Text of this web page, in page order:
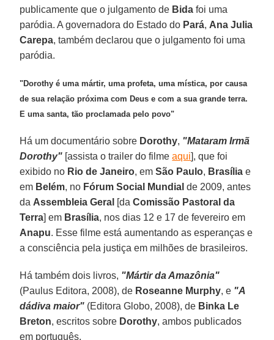
publicamente que o julgamento de Bida foi uma
paródia. A governadora do Estado do Pará, Ana Julia
Carepa, também declarou que o julgamento foi uma
paródia.
"Dorothy é uma mártir, uma profeta, uma mística, por causa
de sua relação próxima com Deus e com a sua grande terra.
E uma santa, tão proclamada pelo povo"
Há um documentário sobre Dorothy, "Mataram Irmã
Dorothy" [assista o trailer do filmeaqui], que foi
exibido no Rio de Janeiro, emSão Paulo, Brasília e
em Belém, no Fórum Social Mundial de 2009, antes
da Assembleia Geral [daComissão Pastoral da
Terra] em Brasília, nos dias 12 e 17 de fevereiro em
Anapu. Esse filme está aumentando as esperanças e
a consciência pela justiça em milhões de brasileiros.
Há também dois livros, "Mártir da Amazônia"
(Paulus Editora, 2008), de Roseanne Murphy, e "A
dádiva maior" (Editora Globo, 2008), de Binka Le
Breton, escritos sobre Dorothy, ambos publicados
em português.